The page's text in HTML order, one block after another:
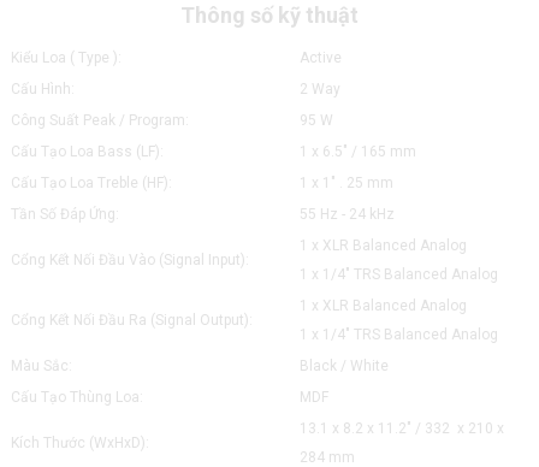
Thông số kỹ thuật
Kiểu Loa ( Type ):
Active
Cấu Hình:
2 Way
Công Suất Peak / Program:
95 W
Cấu Tạo Loa Bass (LF):
1 x 6.5" / 165 mm
Cấu Tạo Loa Treble (HF):
1 x 1" . 25 mm
Tần Số Đáp Ứng:
55 Hz - 24 kHz
Cổng Kết Nối Đầu Vào (Signal Input):
1 x XLR Balanced Analog
​1 x 1/4" TRS Balanced Analog
Cổng Kết Nối Đầu Ra (Signal Output):
1 x XLR Balanced Analog
​1 x 1/4" TRS Balanced Analog
Màu Sắc:
Black / White
Cấu Tạo Thùng Loa:
MDF
Kích Thước (WxHxD):
13.1 x 8.2 x 11.2" / 332 x 210 x
284 mm